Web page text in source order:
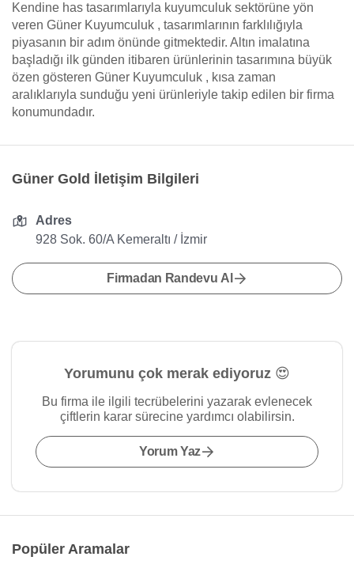
Kendine has tasarımlarıyla kuyumculuk sektörüne yön
veren Güner Kuyumculuk , tasarımlarının farklılığıyla
piyasanın bir adım önünde gitmektedir. Altın imalatına
başladığı ilk günden itibaren ürünlerinin tasarımına büyük
özen gösteren Güner Kuyumculuk , kısa zaman
aralıklarıyla sunduğu yeni ürünleriyle takip edilen bir firma
konumundadır.
Güner Gold İletişim Bilgileri
Adres
928 Sok. 60/A Kemeraltı / İzmir
Firmadan Randevu Al
Yorumunu çok merak ediyoruz 😍
Bu firma ile ilgili tecrübelerini yazarak evlenecek
çiftlerin karar sürecine yardımcı olabilirsin.
Yorum Yaz
Popüler Aramalar